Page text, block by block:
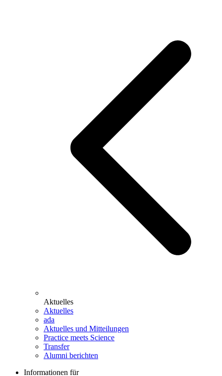
Aktuelles
Aktuelles
ada
Aktuelles und Mitteilungen
Practice meets Science
Transfer
Alumni berichten
Informationen für